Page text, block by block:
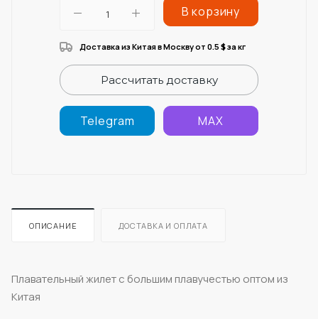
В корзину
Доставка из Китая в Москву от 0.5 $за кг
Рассчитать доставку
Telegram MAX
ОПИСАНИЕ ДОСТАВКА И ОПЛАТА
Плавательный жилет с большим плавучестью оптом из
Китая